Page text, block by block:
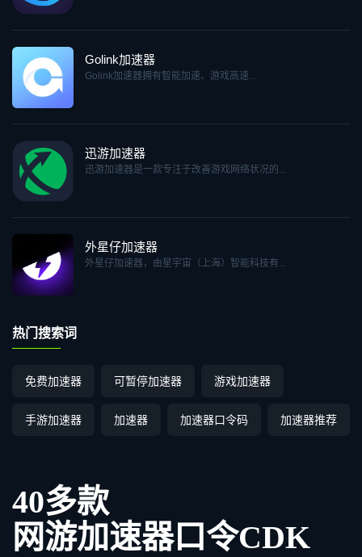
Golink加速器
Golink加速器拥有智能加速、游戏高速...
迅游加速器
迅游加速器是一款专注于改善游戏网络状况的...
外星仔加速器
外星仔加速器，由星宇宙（上海）智能科技有...
热门搜索词
免费加速器 可暂停加速器 游戏加速器
手游加速器 加速器 加速器口令码 加速器推荐
40多款
网游加速器口令CDK